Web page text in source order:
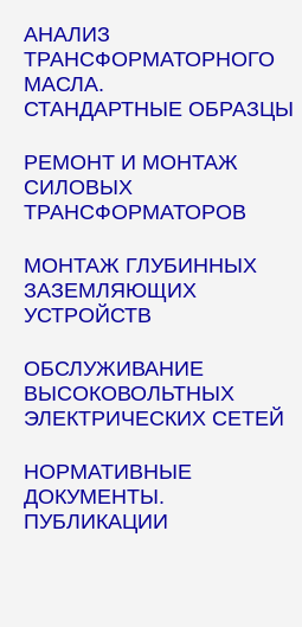
АНАЛИЗ
ТРАНСФОРМАТОРНОГО
МАСЛА.
СТАНДАРТНЫЕ ОБРАЗЦЫ
РЕМОНТ И МОНТАЖ
СИЛОВЫХ
ТРАНСФОРМАТОРОВ
МОНТАЖ ГЛУБИННЫХ
ЗАЗЕМЛЯЮЩИХ
УСТРОЙСТВ
ОБСЛУЖИВАНИЕ
ВЫСОКОВОЛЬТНЫХ
ЭЛЕКТРИЧЕСКИХ СЕТЕЙ
НОРМАТИВНЫЕ
ДОКУМЕНТЫ.
ПУБЛИКАЦИИ